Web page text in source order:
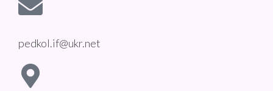
pedkol.if@ukr.net